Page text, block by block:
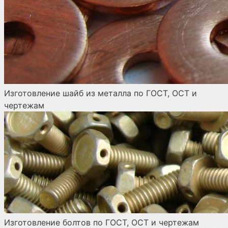
Изготовление шайб из металла по ГОСТ, ОСТ и
чертежам
Изготовление болтов по ГОСТ, ОСТ и чертежам